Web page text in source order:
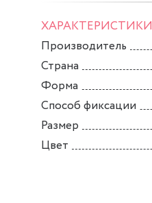
ХАРАКТЕРИСТИКИ
Производитель
Страна
Форма
Способ фиксации
Размер
Цвет